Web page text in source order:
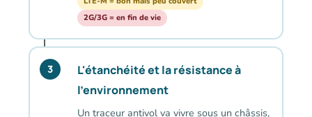
2G/3G = en fin de vie
3
L'étanchéité et la résistance à
l'environnement
Un traceur antivol va vivre sous un châssis,